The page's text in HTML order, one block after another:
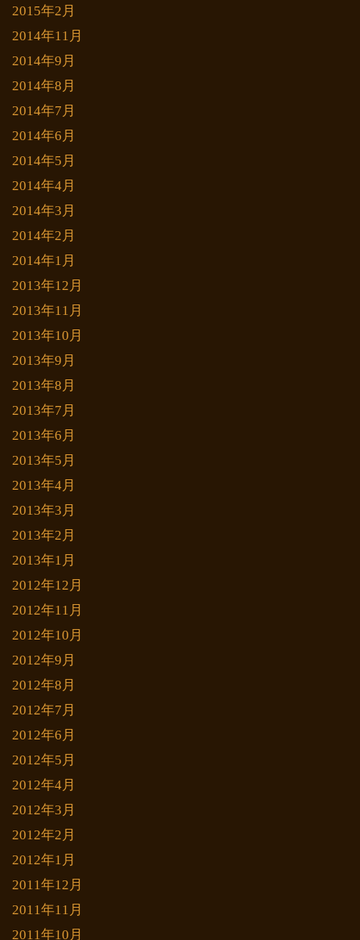
2015年2月
2014年11月
2014年9月
2014年8月
2014年7月
2014年6月
2014年5月
2014年4月
2014年3月
2014年2月
2014年1月
2013年12月
2013年11月
2013年10月
2013年9月
2013年8月
2013年7月
2013年6月
2013年5月
2013年4月
2013年3月
2013年2月
2013年1月
2012年12月
2012年11月
2012年10月
2012年9月
2012年8月
2012年7月
2012年6月
2012年5月
2012年4月
2012年3月
2012年2月
2012年1月
2011年12月
2011年11月
2011年10月